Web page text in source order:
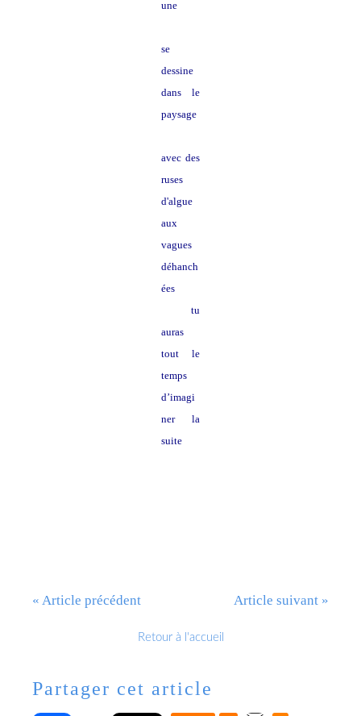
une
se
dessine
dans le
paysage
avec des
ruses
d'algue
aux
vagues
déhanch
ées
tu
auras
tout le
temps
d’imagi
ner la
suite
« Article précédent Article suivant »
Retour à l'accueil
Partager cet article